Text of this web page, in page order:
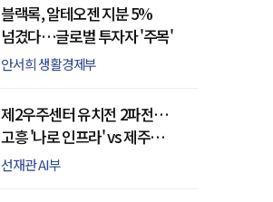
강릉 23˚C
블랙록, 알테오젠 지분 5%
넘겼다…글로벌 투자자 '주목'
안서희 생활경제부
제2우주센터 유치전 2파전…
고흥 '나로 인프라' vs 제주
'해상 발사'
선재관 AI부